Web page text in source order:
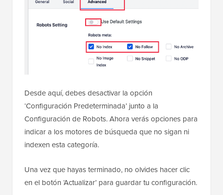
Desde aquí, debes desactivar la opción
‘Configuración Predeterminada’ junto a la
Configuración de Robots. Ahora verás opciones para
indicar a los motores de búsqueda que no sigan ni
indexen esta categoría.
Una vez que hayas terminado, no olvides hacer clic
en el botón ‘Actualizar’ para guardar tu configuración.